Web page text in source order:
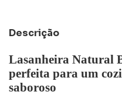
Descrição
Lasanheira Natural
perfeita para um
saboroso